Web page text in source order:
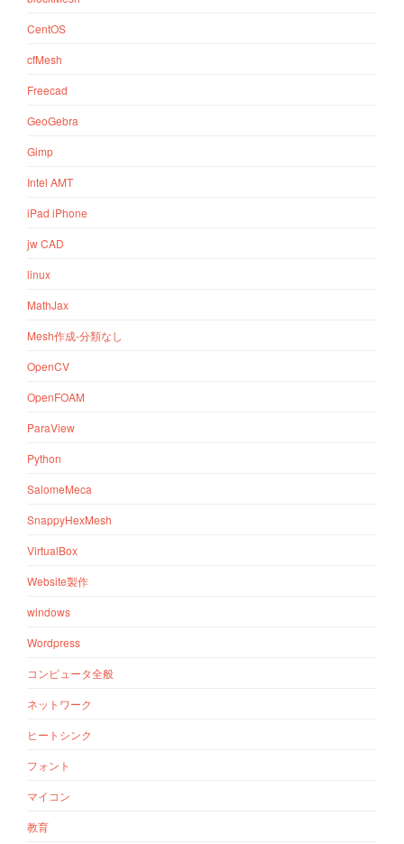
CentOS
cfMesh
Freecad
GeoGebra
Gimp
Intel AMT
iPad iPhone
jw CAD
linux
MathJax
Mesh作成-分類なし
OpenCV
OpenFOAM
ParaView
Python
SalomeMeca
SnappyHexMesh
VirtualBox
Website製作
windows
Wordpress
コンピュータ全般
ネットワーク
ヒートシンク
フォント
マイコン
教育